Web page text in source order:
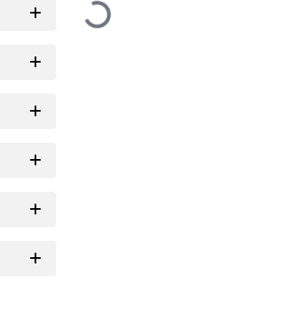
Loading...